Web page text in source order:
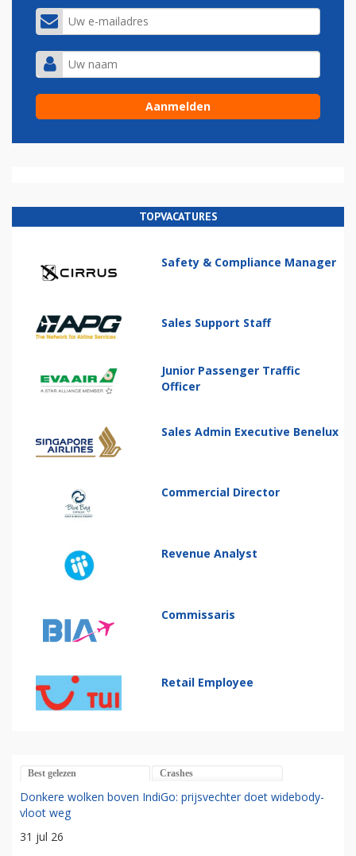
TOPVACATURES
Safety & Compliance Manager
Sales Support Staff
Junior Passenger Traffic
Officer
Sales Admin Executive Benelux
Commercial Director
Revenue Analyst
Commissaris
Retail Employee
Best gelezen Crashes
Donkere wolken boven IndiGo: prijsvechter doet widebody-
vloot weg
31 jul 26